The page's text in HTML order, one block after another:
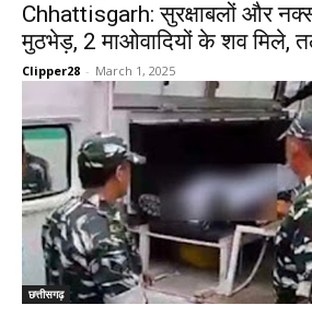
Chhattisgarh: सुरक्षाबलों और
मुठभेड़, 2 माओवादियों के शव मिले,
Clipper28 - March 1, 2025
छत्तीसगढ़